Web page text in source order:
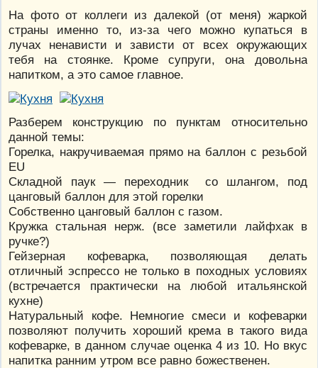
На фото от коллеги из далекой (от меня) жаркой
страны именно то, из-за чего можно купаться в
лучах ненависти и зависти от всех окружающих
тебя на стоянке. Кроме супруги, она довольна
напитком, а это самое главное.
Разберем конструкцию по пунктам относительно
данной темы:
Горелка, накручиваемая прямо на баллон с резьбой
EU
Складной паук — переходник со шлангом, под
цанговый баллон для этой горелки
Собственно цанговый баллон с газом.
Кружка стальная нерж. (все заметили лайфхак в
ручке?)
Гейзерная кофеварка, позволяющая делать
отличный эспрессо не только в походных условиях
(встречается практически на любой итальянской
кухне)
Натуральный кофе. Немногие смеси и кофеварки
позволяют получить хороший крема в такого вида
кофеварке, в данном случае оценка 4 из 10. Но вкус
напитка ранним утром все равно божественен.